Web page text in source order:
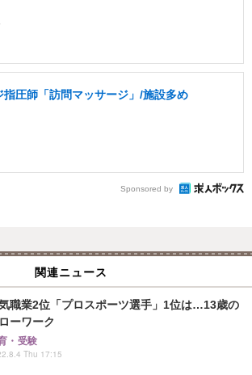
指圧師「訪問マッサージ」/施設多め
Sponsored by
関連ニュース
職業2位「プロスポーツ選手」1位は…13歳の
ーワーク
・受験
Thu 17:15